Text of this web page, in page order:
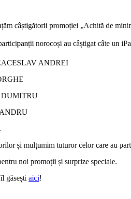
câștigătorii promoției „Achită de
norocoși au câștigat câte un
ANDREI
DUMITRU
și mulțumim tuturor celor care au
noi promoții și surprize speciale.
găsești aici!